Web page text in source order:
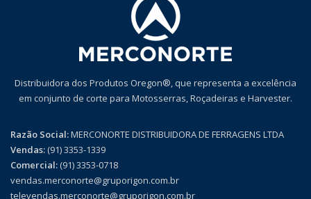
Distribuidora dos Produtos Oregon®, que representa a excelência
em conjunto de corte para Motosserras, Roçadeiras e Harvester.
Razão Social:MERCONORTE DISTRIBUIDORA DE FERRAGENS LTDA
Vendas:(91) 3353-1339
Comercial:(91) 3353-0718
vendas.merconorte@gruporigon.com.br
televendas.merconorte@gruporigon.com.br